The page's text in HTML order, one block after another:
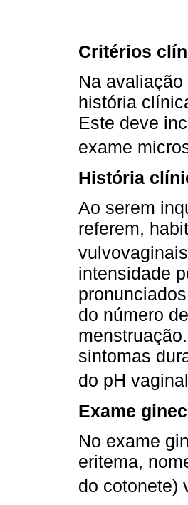
Critérios
Na
história
Este deve
exame
História
Ao serem
referem,
intensidade
do número
sintomas
do pH vaginal
Exame
No exame
eritema,
do cotonete)